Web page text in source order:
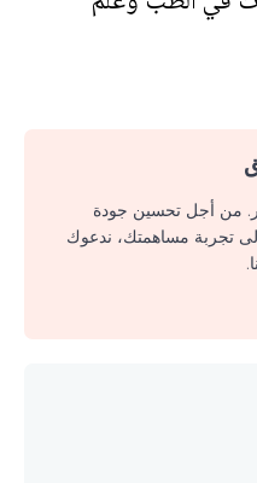
من أجل تحسين جودة
إلى تجربة مساهمتك، ندعوك